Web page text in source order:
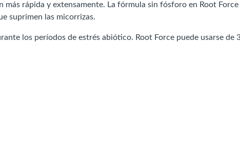
rápida y extensamente. La fórmula sin fósforo en Root
suprimen las micorrizas.
los períodos de estrés abiótico. Root Force puede usarse de